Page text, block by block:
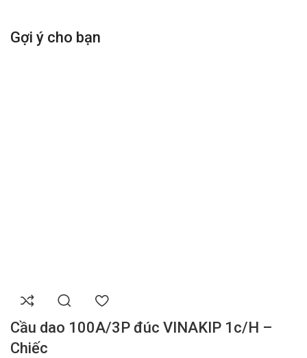
Gợi ý cho bạn
Cầu dao 100A/3P đúc VINAKIP 1c/H –
Chiếc